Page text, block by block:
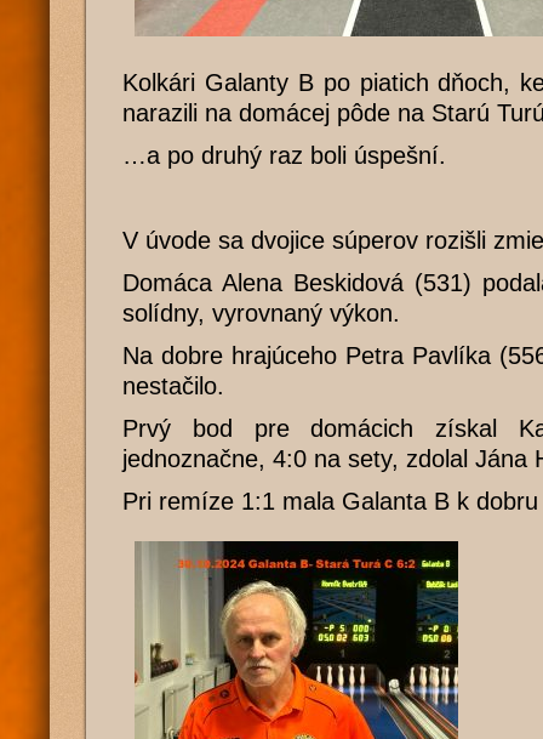
Kolkári Galanty B po piatich dňoch,
narazili na domácej pôde na Starú
…a po druhý raz boli úspešní.
V úvode sa dvojice súperov rozišli
Domáca Alena Beskidová (531)
solídny, vyrovnaný výkon.
Na dobre hrajúceho Petra Pavlíka
nestačilo.
Prvý bod pre domácich získal
jednoznačne, 4:0 na sety, zdolal Jána
Pri remíze 1:1 mala Galanta B k